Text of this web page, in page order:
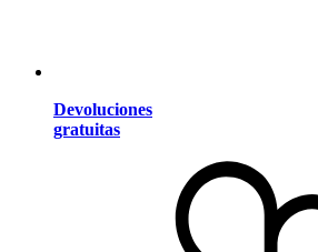
Devoluciones
gratuitas